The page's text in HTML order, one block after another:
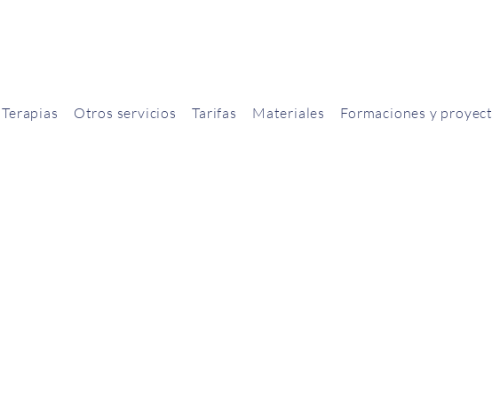
Terapias Otros servicios Tarifas Materiales Formaciones y